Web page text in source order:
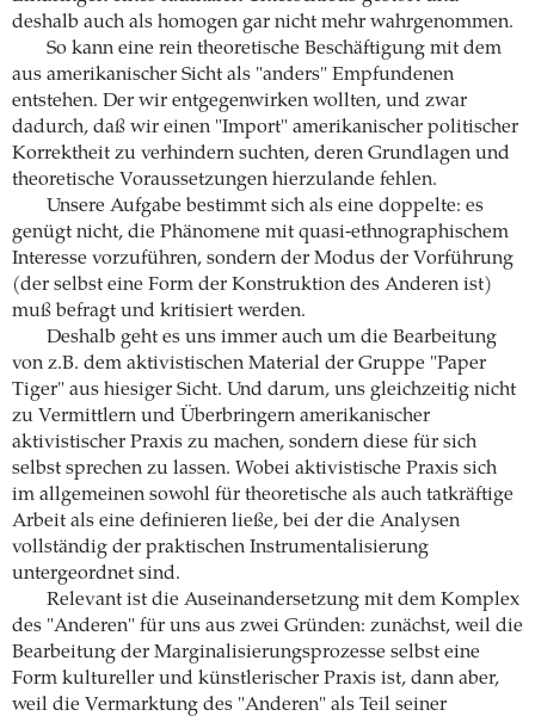
deshalb auch als homogen gar nicht mehr wahrgenommen.
So kann eine rein theoretische Beschäftigung mit dem
aus amerikanischer Sicht als "anders" Empfundenen
entstehen. Der wir entgegenwirken wollten, und zwar
dadurch, daß wir einen "Import" amerikanischer politischer
Korrektheit zu verhindern suchten, deren Grundlagen und
theoretische Voraussetzungen hierzulande fehlen.
Unsere Aufgabe bestimmt sich als eine doppelte: es
genügt nicht, die Phänomene mit quasi-ethnographischem
Interesse vorzuführen, sondern der Modus der Vorführung
(der selbst eine Form der Konstruktion des Anderen ist)
muß befragt und kritisiert werden.
Deshalb geht es uns immer auch um die Bearbeitung
von z.B. dem aktivistischen Material der Gruppe "Paper
Tiger" aus hiesiger Sicht. Und darum, uns gleichzeitig nicht
zu Vermittlern und Überbringern amerikanischer
aktivistischer Praxis zu machen, sondern diese für sich
selbst sprechen zu lassen. Wobei aktivistische Praxis sich
im allgemeinen sowohl für theoretische als auch tatkräftige
Arbeit als eine definieren ließe, bei der die Analysen
vollständig der praktischen Instrumentalisierung
untergeordnet sind.
Relevant ist die Auseinandersetzung mit dem Komplex
des "Anderen" für uns aus zwei Gründen: zunächst, weil die
Bearbeitung der Marginalisierungsprozesse selbst eine
Form kultureller und künstlerischer Praxis ist, dann aber,
weil die Vermarktung des "Anderen" als Teil seiner